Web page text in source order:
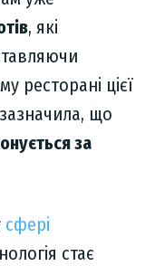
, які
ресторані цієї
зазначила, що
за
сфері
стає